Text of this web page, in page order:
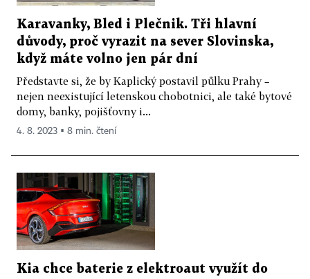
Karavanky, Bled i Plečnik. Tři hlavní
důvody, proč vyrazit na sever Slovinska,
když máte volno jen pár dní
Představte si, že by Kaplický postavil půlku Prahy –
nejen neexistující letenskou chobotnici, ale také bytové
domy, banky, pojišťovny i...
4. 8. 2023 ▪ 8 min. čtení
Kia chce baterie z elektroaut využít do